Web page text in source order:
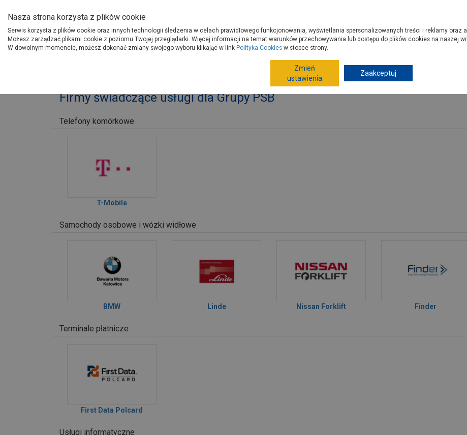
Produkty
O Grupie PSB
Gdzie kupisz Porady
Firmy świadczące usługi dla Grupy PSB
Firmy świadczące usługi dla Grupy PSB
Telefony komórkowe
T-Mobile
Samochody osobowe i wózki widłowe
BMW Linde Nissan Forklift Finder
Terminale płatnicze
First Data Polcard
Usługi informatyczne
Nasza strona korzysta z plików cookie
Serwis korzysta z plików cookie oraz innych technologii śledzenia w celach prawidłowego funkcjonowania, wyświetlania spersonalizowanych treści i reklamy oraz
Możesz zarządzać plikami cookie z poziomu Twojej przeglądarki. Więcej informacji na temat warunków przechowywania lub dostępu do plików cookies na naszej
W dowolnym momencie, możesz dokonać zmiany swojego wyboru klikając w link Polityka Cookies w stopce strony.
Zmień
ustawienia
Zaakceptuj